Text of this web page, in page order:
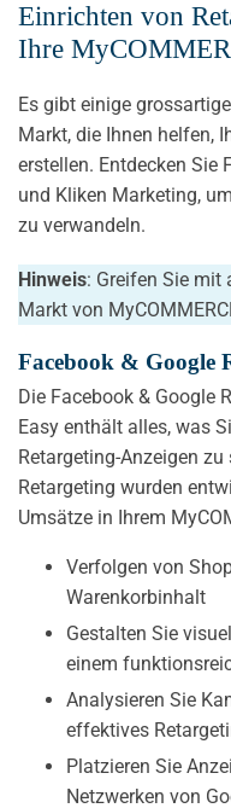
Einrichten von
Ihre
Es gibt einige
Markt, die Ihnen helfen,
erstellen. Entdecken Sie
und Kliken Marketing,
zu verwandeln.
Hinweis: Greifen Sie mit
Markt von
Facebook & Google
Die Facebook & Google
Easy enthält alles, was
Retargeting-Anzeigen
Retargeting wurden
Umsätze in Ihrem
Verfolgen von
Warenkorbinhalt
Gestalten Sie
einem
Analysieren Sie
effektives
Platzieren Sie
Netzwerken von